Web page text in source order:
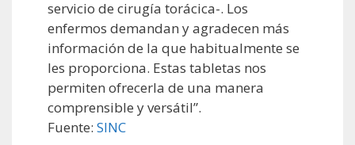
servicio de cirugía torácica-. Los
enfermos demandan y agradecen más
información de la que habitualmente se
les proporciona. Estas tabletas nos
permiten ofrecerla de una manera
comprensible y versátil”.
Fuente: SINC